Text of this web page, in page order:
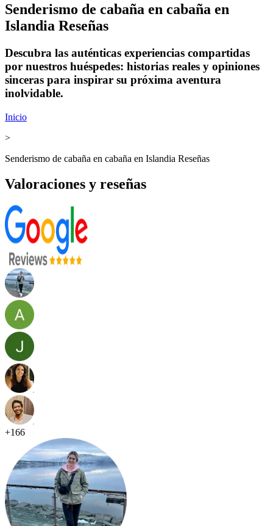
Senderismo de cabaña en cabaña en
Islandia Reseñas
Descubra las auténticas experiencias compartidas
por nuestros huéspedes: historias reales y opiniones
sinceras para inspirar su próxima aventura
inolvidable.
Inicio
>
Senderismo de cabaña en cabaña en Islandia Reseñas
Valoraciones y reseñas
+166